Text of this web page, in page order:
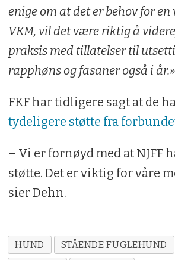
enige om at det er behov for
VKM, vil det være riktig å
praksis med tillatelser til
rapphøns og fasaner også i år.»
FKF har tidligere sagt at de
tydeligere støtte fra
– Vi er fornøyd med at NJFF
støtte. Det er viktig for våre
sier Dehn.
HUND STÅENDE FUGLEHUND